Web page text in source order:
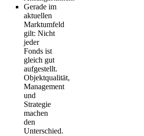
Gerade im
aktuellen
Marktumfeld
gilt: Nicht
jeder
Fonds ist
gleich gut
aufgestellt.
Objektqualität,
Management
und
Strategie
machen
den
Unterschied.